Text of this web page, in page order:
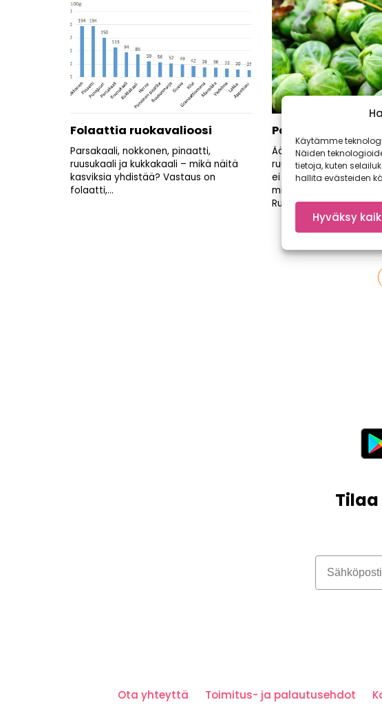
Käytämme
Näiden
tietoja, kuten
hallita evästeiden
Hyväksy
Folaattia ruokavalioosi
Parsakaali, nokkonen, pinaatti,
ruusukaali ja kukkakaali – mikä näitä
kasviksia yhdistää? Vastaus on
folaatti,...
Parasta juuri nyt:
Äänestimme viikon
ruusukaalin. Monelle
ei valitettavasti herätä
mielikuvaa
Ruusukaalin...
Ota yhteyttä Toimitus- ja palautusehdot